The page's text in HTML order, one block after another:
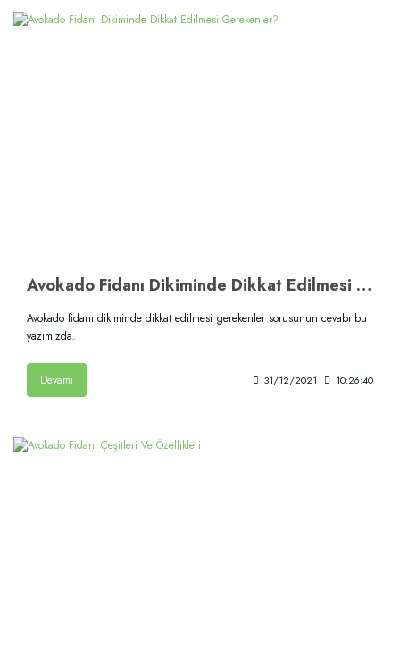
Avokado Fidanı Dikiminde Dikkat Edilmesi Gerekenler?
Avokado fidanı dikiminde dikkat edilmesi gerekenler sorusunun cevabı bu
yazımızda.
Devamı 31/12/2021 10:26:40